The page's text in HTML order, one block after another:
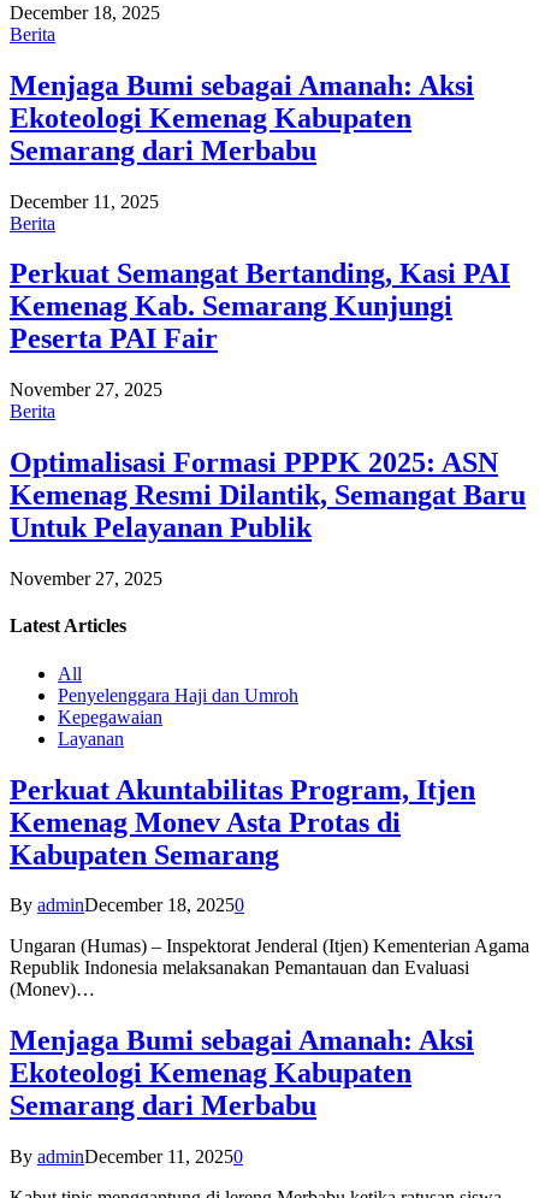
December 18, 2025
Berita
Menjaga Bumi sebagai Amanah: Aksi
Ekoteologi Kemenag Kabupaten
Semarang dari Merbabu
December 11, 2025
Berita
Perkuat Semangat Bertanding, Kasi PAI
Kemenag Kab. Semarang Kunjungi
Peserta PAI Fair
November 27, 2025
Berita
Optimalisasi Formasi PPPK 2025: ASN
Kemenag Resmi Dilantik, Semangat Baru
Untuk Pelayanan Publik
November 27, 2025
Latest Articles
All
Penyelenggara Haji dan Umroh
Kepegawaian
Layanan
Perkuat Akuntabilitas Program, Itjen
Kemenag Monev Asta Protas di
Kabupaten Semarang
By adminDecember 18, 20250
Ungaran (Humas) – Inspektorat Jenderal (Itjen) Kementerian Agama
Republik Indonesia melaksanakan Pemantauan dan Evaluasi
(Monev)…
Menjaga Bumi sebagai Amanah: Aksi
Ekoteologi Kemenag Kabupaten
Semarang dari Merbabu
By adminDecember 11, 20250